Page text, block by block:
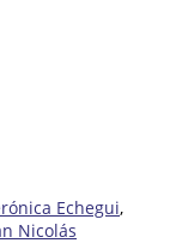
Echegui,
Nicolás